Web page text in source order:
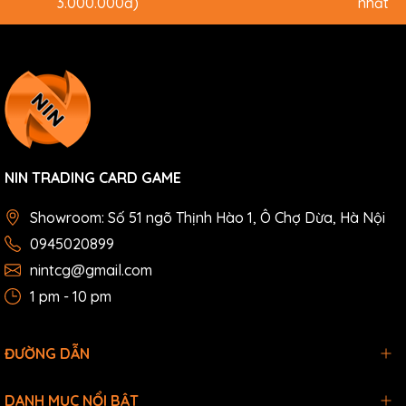
NIN TRADING CARD GAME
Showroom: Số 51 ngõ Thịnh Hào 1, Ô Chợ Dừa, Hà Nội
0945020899
nintcg@gmail.com
1 pm - 10 pm
ĐƯỜNG DẪN
DANH MỤC NỔI BẬT